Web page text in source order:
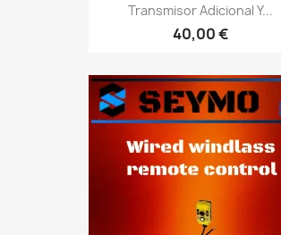
Transmisor Adicional Y...
40,00 €